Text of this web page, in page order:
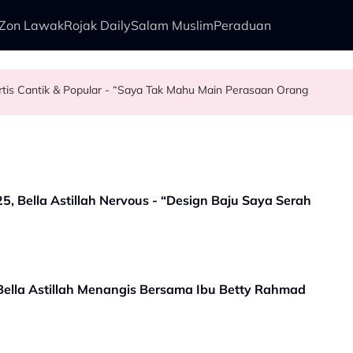
LawakRojak DailySalam MuslimPeraduan
Sesuai…” – Dipuji Tampan, Aliff Aziz Anggap M. Nasir Sekadar Bergurau
Cantik & Popular - “Saya Tak Mahu Main Perasaan Orang
Selamat, Kenang Jasa Selamatkan Daripada Penyingkiran Di Big
Al Hadad Terkilan Fizikal Jadi Bahan Hinaan - “Saya Ambil Masa
Bella Astillah Nervous - “Design Baju Saya Serah
Astillah Menangis Bersama Ibu Betty Rahmad